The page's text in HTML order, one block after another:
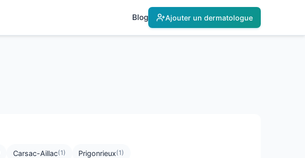
Blog Ajouter un dermatologue
Carsac-Aillac(1) Prigonrieux(1)